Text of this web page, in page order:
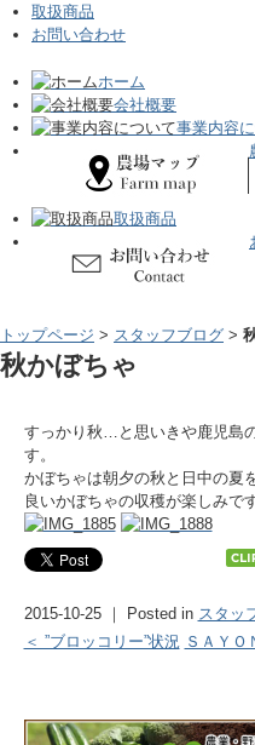
取扱商品
お問い合わせ
ホーム
会社概要
事業内容
取扱商品
トップページ > スタッフブログ >
秋かぼちゃ
すっかり秋…と思いきや鹿児島
す。
かぼちゃは朝夕の秋と日中の夏
良いかぼちゃの収穫が楽しみです
2015-10-25 ｜ Posted in スタッ
＜ ”ブロッコリー”状況 ＳＡＹ